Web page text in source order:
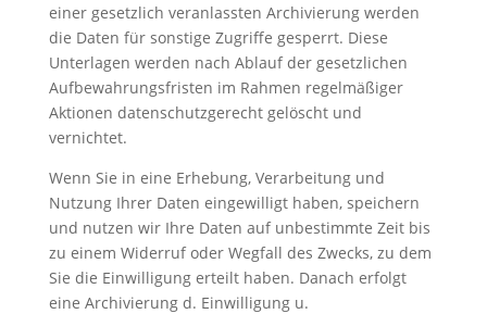
einer gesetzlich veranlassten Archivierung werden
die Daten für sonstige Zugriffe gesperrt. Diese
Unterlagen werden nach Ablauf der gesetzlichen
Aufbewahrungsfristen im Rahmen regelmäßiger
Aktionen datenschutzgerecht gelöscht und
vernichtet.
Wenn Sie in eine Erhebung, Verarbeitung und
Nutzung Ihrer Daten eingewilligt haben, speichern
und nutzen wir Ihre Daten auf unbestimmte Zeit bis
zu einem Widerruf oder Wegfall des Zwecks, zu dem
Sie die Einwilligung erteilt haben. Danach erfolgt
eine Archivierung d. Einwilligung u.